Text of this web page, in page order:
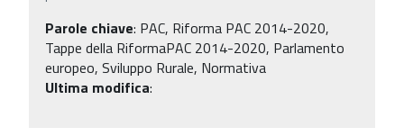
Parole chiave: PAC, Riforma PAC 2014-2020,
Tappe della RiformaPAC 2014-2020, Parlamento
europeo, Sviluppo Rurale, Normativa
Ultima modifica: